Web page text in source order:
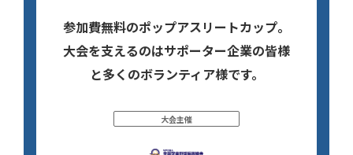
参加費無料のポップアスリートカップ。
大会を支えるのはサポーター企業の皆様
と多くのボランティア様です。
大会主催